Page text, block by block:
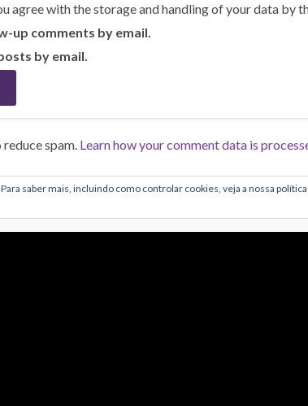
agree with the storage and handling of your data by
up comments by email.
by email.
spam. Learn how your comment data is
saber mais, incluindo como controlar cookies, veja a nossa